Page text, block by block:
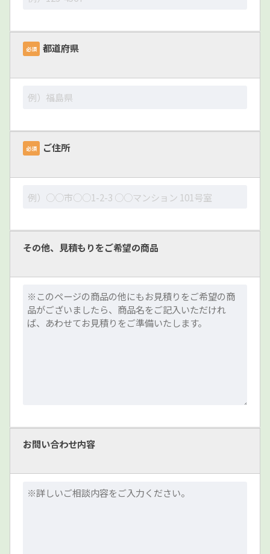
必須 都道府県
必須 ご住所
その他、見積もりをご希望の商品
お問い合わせ内容